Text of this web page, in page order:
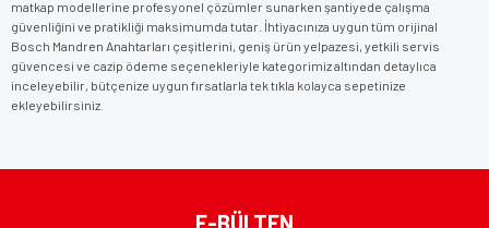
matkap modellerine profesyonel çözümler sunarken şantiyede çalışma
güvenliğini ve pratikliği maksimumda tutar. İhtiyacınıza uygun tüm orijinal
Bosch Mandren Anahtarları çeşitlerini, geniş ürün yelpazesi, yetkili servis
güvencesi ve cazip ödeme seçenekleriyle kategorimiz altından detaylıca
inceleyebilir, bütçenize uygun fırsatlarla tek tıkla kolayca sepetinize
ekleyebilirsiniz.
E-BÜLTEN